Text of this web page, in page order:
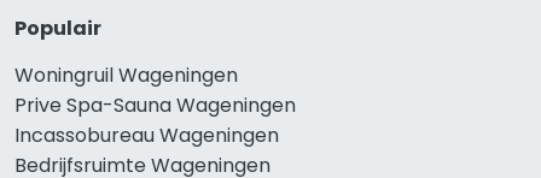
Populair
Woningruil Wageningen
Prive Spa-Sauna Wageningen
Incassobureau Wageningen
Bedrijfsruimte Wageningen